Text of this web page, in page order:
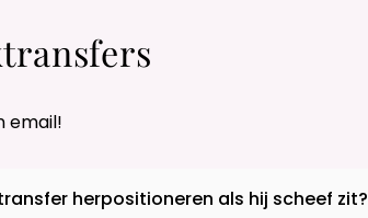
email!
herpositioneren als hij scheef zit?